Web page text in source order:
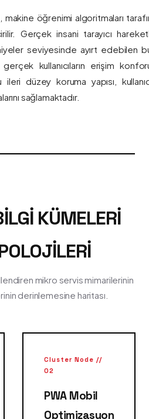
öğrenimi algoritmaları
Gerçek insani tarayıcı
seviyesinde ayırt edebilen
kullanıcıların erişim
düzey koruma yapısı,
sağlamaktadır.
KÜMELERI
mikro servis mimarilerinin
derinlemesine haritası.
Cluster Node //
02
PWA Mobil
Optimizasyon